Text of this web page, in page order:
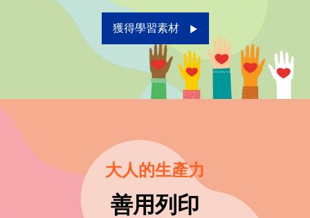
獲得學習素材
大人的生產力
善用列印